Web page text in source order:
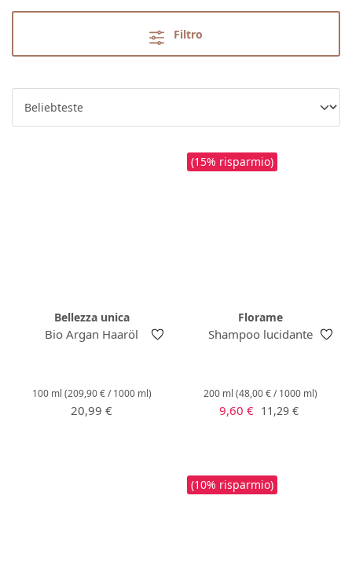
Filtro
Bellezza unica
Bio Argan Haaröl
100 ml (209,90 € / 1000 ml)
Prezzo normale:
20,99 €
(15% risparmio)
Florame
Shampoo lucidante
200 ml (48,00 € / 1000 ml)
Prezzo di vendita:
9,60 € Prezzo normale:
11,29 €
(10% risparmio)